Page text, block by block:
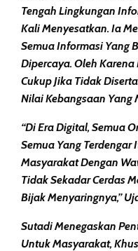
Tengah Lingkungan
Kali Menyesatkan. Ia
Semua Informasi Yang
Dipercaya. Oleh
Cukup Jika Tidak
Nilai Kebangsaan Yang
“Di Era Digital, Semua
Semua Yang Terdengar
Masyarakat Dengan
Tidak Sekadar Cerdas
Bijak Menyaringnya,”
Sutadi Menegaskan
Untuk Masyarakat,